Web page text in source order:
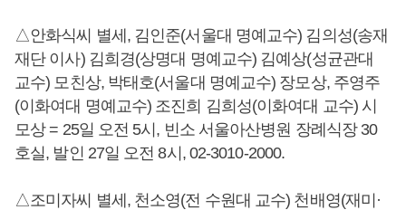
△안화식씨 별세, 김인준(서울대 명예교수) 김의성(송재
재단 이사) 김희경(상명대 명예교수) 김예상(성균관대
교수) 모친상, 박태호(서울대 명예교수) 장모상, 주영주
(이화여대 명예교수) 조진희 김희성(이화여대 교수) 시
모상 = 25일 오전 5시, 빈소 서울아산병원 장례식장 30
호실, 발인 27일 오전 8시, 02-3010-2000.
△조미자씨 별세, 천소영(전 수원대 교수) 천배영(재미·